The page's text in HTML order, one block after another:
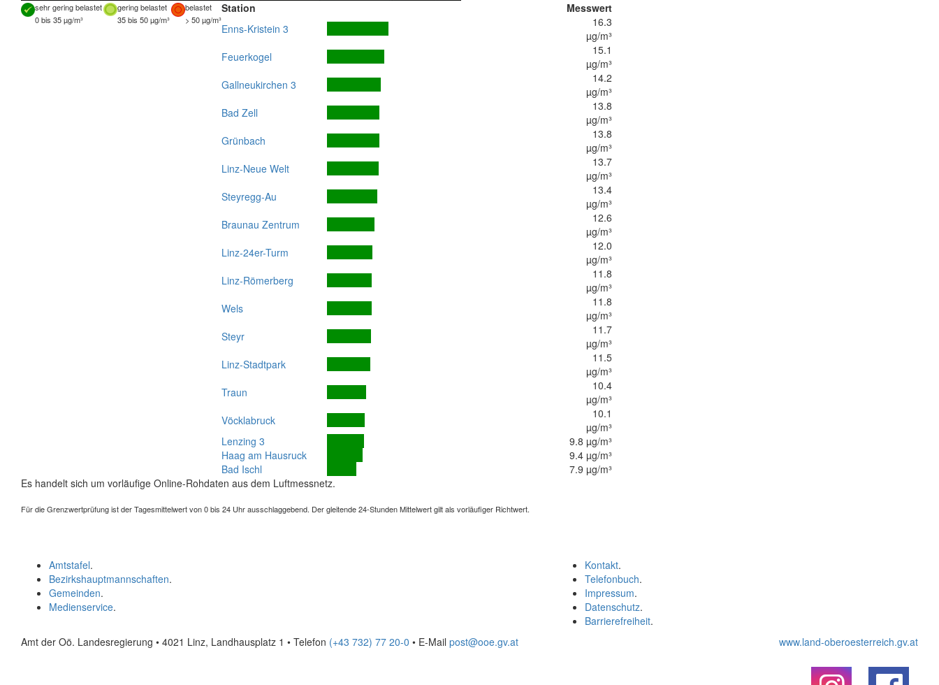
sehr gering belastet gering belastet
belastet
0 bis 35 µg/m³
35 bis 50 µg/m³ > 50 µg/m³
Station
Messwert
Enns-Kristein 3
16.3
µg/m³
Feuerkogel
15.1
µg/m³
Gallneukirchen 3
14.2
µg/m³
Bad Zell
13.8
µg/m³
Grünbach
13.8
µg/m³
Linz-Neue Welt
13.7
µg/m³
Steyregg-Au
13.4
µg/m³
Braunau Zentrum
12.6
µg/m³
Linz-24er-Turm
12.0
µg/m³
Linz-Römerberg
11.8
µg/m³
Wels
11.8
µg/m³
Steyr
11.7
µg/m³
Linz-Stadtpark
11.5
µg/m³
Traun
10.4
µg/m³
Vöcklabruck
10.1
µg/m³
Lenzing 3
9.8 µg/m³
Haag am Hausruck
9.4 µg/m³
Bad Ischl
7.9 µg/m³
Es handelt sich um vorläufige Online-Rohdaten aus dem Luftmessnetz.
Für die Grenzwertprüfung ist der Tagesmittelwert von 0 bis 24 Uhr ausschlaggebend. Der gleitende 24-Stunden Mittelwert gilt als vorläufiger Richtwert.
Kontakt.
Telefonbuch.
Impressum.
Datenschutz.
Barrierefreiheit.
Amtstafel.
Bezirkshauptmannschaften.
Gemeinden.
Medienservice.
Amt der Oö. Landesregierung • 4021 Linz, Landhausplatz 1 • Telefon (+43 732) 77 20-0 • E-Mail post@ooe.gv.at www.land-oberoesterreich.gv.at